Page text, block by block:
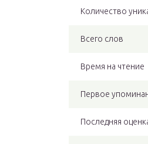
Количество
Всего слов
Время на чтение
Первое
Последняя